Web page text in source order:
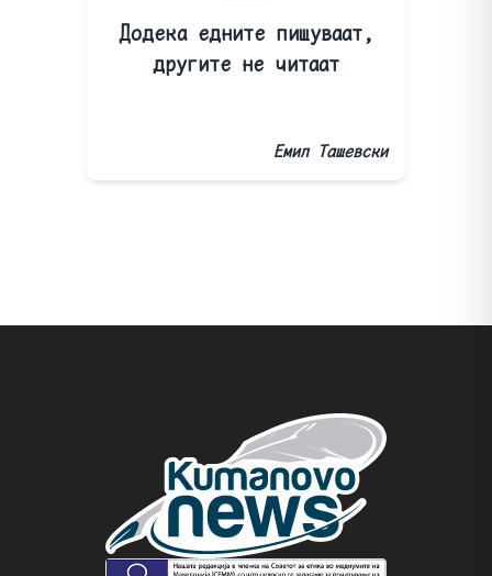
Додека едните пишуваат,
другите не читаат
Емил Ташевски